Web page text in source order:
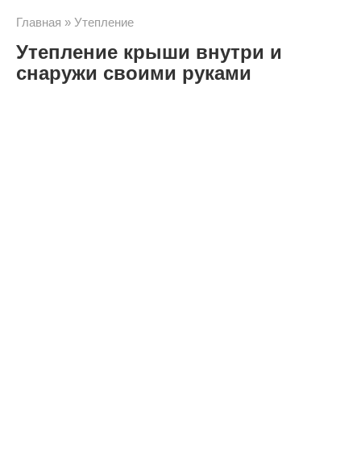
Главная » Утепление
Утепление крыши внутри и
снаружи своими руками